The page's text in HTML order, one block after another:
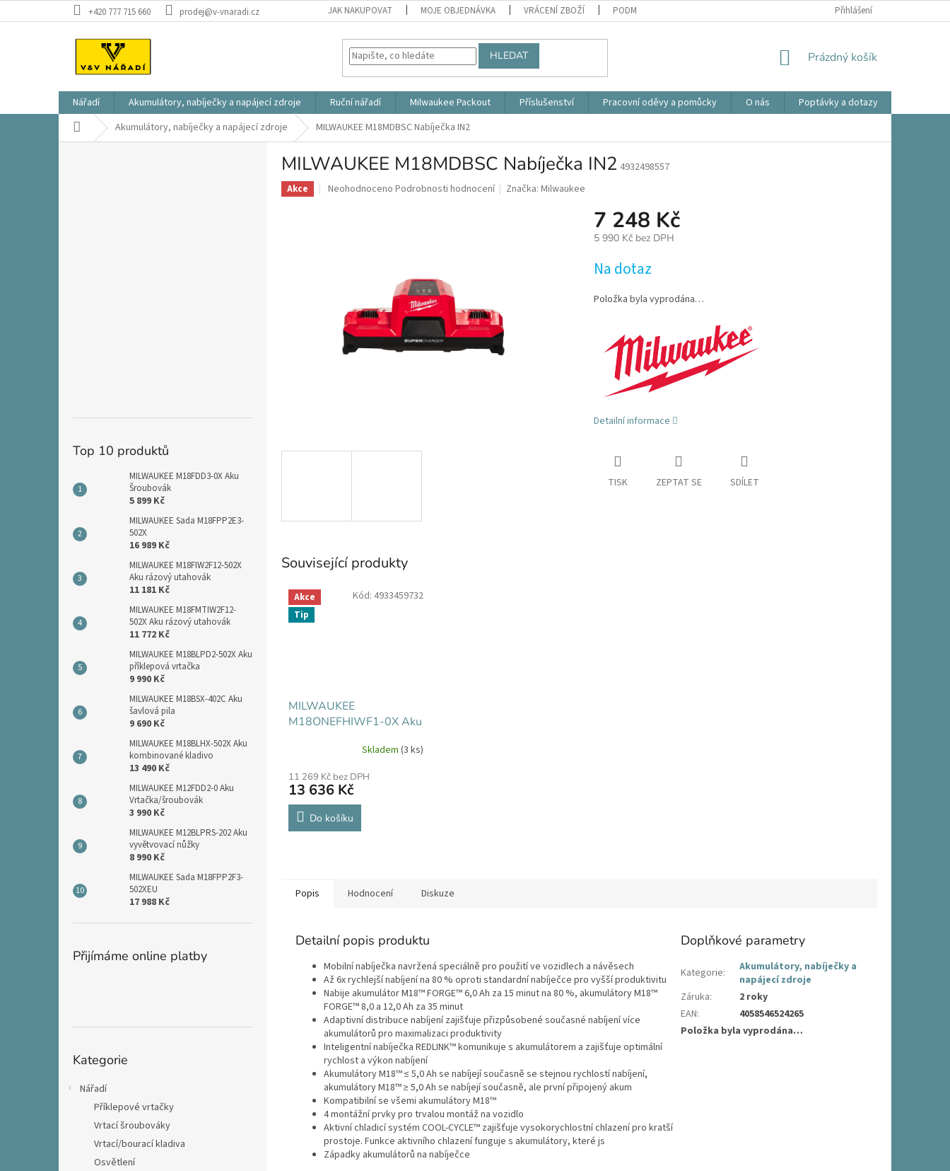
na
+420 777 715 660 prodej@v-vnaradi.cz JAK NAKUPOVAT MOJE OBJEDNÁVKA VRÁCENÍ ZBOŽÍ PODMÍNKY OCHRANY OSOBNÍCH ÚDAJŮ OBCHODNÍ PODMÍNKY
Přihlášení
HLEDAT
NÁKUPNÍ
Prázdný košík
Nářadí Akumulátory, nabíječky a napájecí zdroje Ruční nářadí Milwaukee Packout Příslušenství Pracovní oděvy a pomůcky O nás Poptávky a dotazy
Domů Akumulátory, nabíječky a napájecí zdroje MILWAUKEE M18MDBSC Nabíječka IN2
Top 10 produktů
MILWAUKEE M18FDD3-0X Aku
Šroubovák
5 899 Kč
MILWAUKEE Sada M18FPP2E3-
502X
16 989 Kč
MILWAUKEE M18FIW2F12-502X
Aku rázový utahovák
11 181 Kč
MILWAUKEE M18FMTIW2F12-
502X Aku rázový utahovák
11 772 Kč
MILWAUKEE M18BLPD2-502X Aku
příklepová vrtačka
9 990 Kč
MILWAUKEE M18BSX-402C Aku
šavlová pila
9 690 Kč
MILWAUKEE M18BLHX-502X Aku
kombinované kladivo
13 490 Kč
MILWAUKEE M12FDD2-0 Aku
Vrtačka/šroubovák
3 990 Kč
MILWAUKEE M12BLPRS-202 Aku
vyvětvovací nůžky
8 990 Kč
MILWAUKEE Sada M18FPP2F3-
502XEU
17 988 Kč
Přijímáme online platby
kategorie
Kategorie
Nářadí
Příklepové vrtačky
Vrtací šroubováky
Vrtací/bourací kladiva
Osvětlení
MILWAUKEE M18MDBSC Nabíječka IN2 4932498557
Akce
Průměrné
Neohodnoceno Podrobnosti hodnocení Značka:Milwaukee
7 248 Kč
5 990 Kč bez DPH
cena:
Na dotaz
Položka byla vyprodána…
Detailní informace
TISK ZEPTAT SE SDÍLET
Související produkty
Akce
Tip
MILWAUKEE
M18ONEFHIWF1-0X Aku
Skladem (3 ks)
11 269 Kč bez DPH
13 636 Kč
Do košíku
Kód: 4933459732
Popis Hodnocení Diskuze
Detailní popis produktu
Mobilní nabíječka navržená speciálně pro použití ve vozidlech a návěsech
Až 6x rychlejší nabíjení na 80 % oproti standardní nabíječce pro vyšší produktivitu
Nabije akumulátor M18™ FORGE™ 6,0 Ah za 15 minut na 80 %, akumulátory M18™
FORGE™ 8,0 a 12,0 Ah za 35 minut
Adaptivní distribuce nabíjení zajišťuje přizpůsobené současné nabíjení více
akumulátorů pro maximalizaci produktivity
Inteligentní nabíječka REDLINK™ komunikuje s akumulátorem a zajišťuje optimální
rychlost a výkon nabíjení
Akumulátory M18™ ≤ 5,0 Ah se nabíjejí současně se stejnou rychlostí nabíjení,
akumulátory M18™ ≥ 5,0 Ah se nabíjejí současně, ale první připojený akum
Kompatibilní se všemi akumulátory M18™
4 montážní prvky pro trvalou montáž na vozidlo
Aktivní chladicí systém COOL-CYCLE™ zajišťuje vysokorychlostní chlazení pro kratší
prostoje. Funkce aktivního chlazení funguje s akumulátory, které js
Západky akumulátorů na nabíječce
Doplňkové parametry
Kategorie:
Akumulátory, nabíječky a
napájecí zdroje
Záruka:
2 roky
EAN:
4058546524265
Položka byla vyprodána…